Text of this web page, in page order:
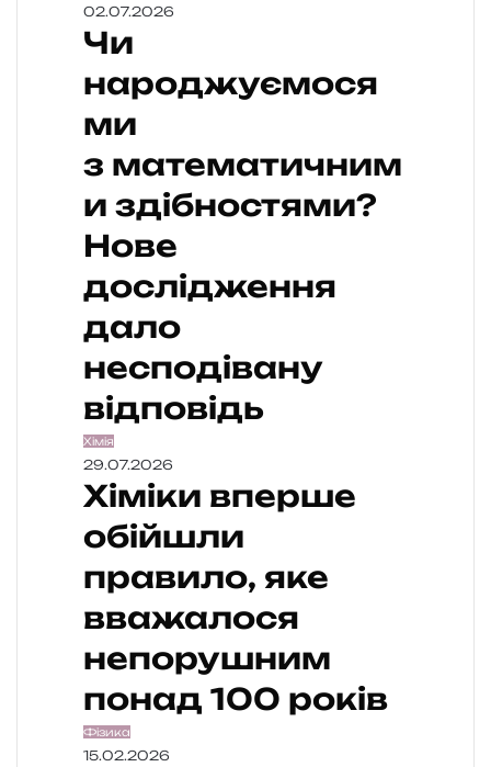
02.07.2026
Чи
народжуємося
ми
з математичним
и здібностями?
Нове
дослідження
дало
несподівану
відповідь
Хімія
29.07.2026
Хіміки вперше
обійшли
правило, яке
вважалося
непорушним
понад 100 років
Фізика
15.02.2026